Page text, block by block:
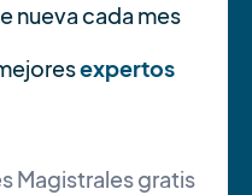
nueva cada mes
expertos
Magistrales gratis